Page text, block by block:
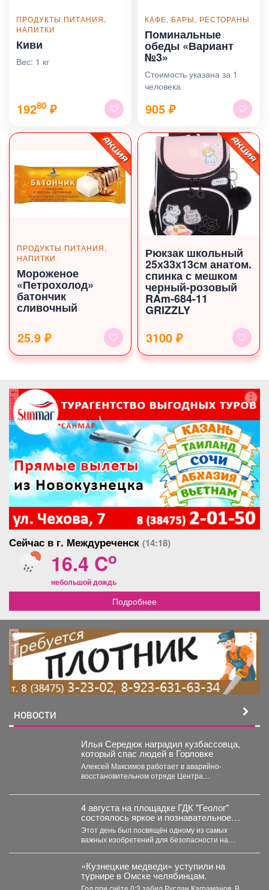
ПРОДУКТЫ ПИТАНИЯ,
НАПИТКИ
Киви
Вес: 1 кг
19280 ₽
КАФЕ, БАРЫ, РЕСТОРАНЫ
Поминальные
обеды «Вариант
№3»
Стоимость указана за 1
человека
905 ₽
ПРОДУКТЫ ПИТАНИЯ,
НАПИТКИ
Мороженое
«Петрохолод»
батончик
сливочный
25.9 ₽
Рюкзак школьный
25х33х13см анатом.
спинка с мешком
черный-розовый
RAm-684-11
GRIZZLY
3100 ₽
реклама
Сейчас в г. Междуреченск (14:18)
16.4 Co
небольшой дождь
Подробнее
реклама
НОВОСТИ
Илья Середюк наградил кузбассовца,
который спас людей в Горловке
Алексей Максимов работает в аварийно-
восстановительном отряде Центра
и дорожного комплекса Кузбасса с...
4 августа на площадке ГДК "Геолог"
состоялось яркое и познавательное
мероприятие - "День Светофора".
Этот день был посвящён одному из самых
важных изобретений для безопасности на
«Кузнецкие медведи» уступили на
турнире в Омске челябинцам.
Гол при счёте 0:3 забил Руслан Каграманов. В